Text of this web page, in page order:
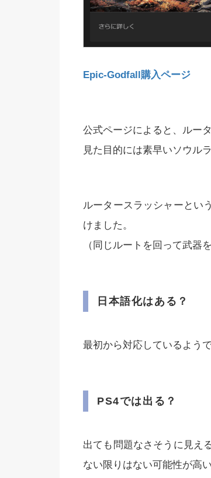
Epic-Godfall購入ページ
公式ページによると、ルー
見た目的には素早いソウル
ルータースラッシャーとい
けました。
（同じルートを回って武器
日本語化はある？
最初から対応しているようで
PS4では出る？
出ても問題なさそうに見え
ない限りはない可能性が高い